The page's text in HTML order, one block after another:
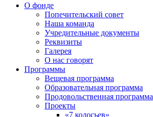
О фонде
Попечительский совет
Наша команда
Учредительные документы
Реквизиты
Галерея
О нас говорят
Программы
Вещевая программа
Образовательная программа
Продовольственная программа
Проекты
«7 колосьев»